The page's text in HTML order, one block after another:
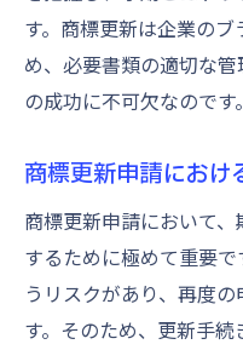
す。商標更新は企業の
め、必要書類の適切な
の成功に不可欠なのです。
商標更新申請におけ
商標更新申請において
するために極めて重要
うリスクがあり、再度
す。そのため、更新手